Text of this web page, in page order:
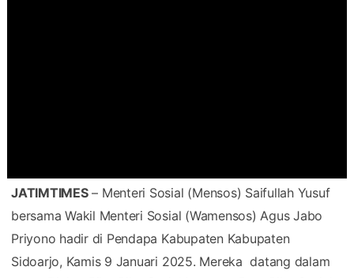
JATIMTIMES– Menteri Sosial (Mensos) Saifullah Yusuf
bersama Wakil Menteri Sosial (Wamensos) Agus Jabo
Priyono hadir di Pendapa Kabupaten Kabupaten
Sidoarjo, Kamis 9 Januari 2025. Mereka datang dalam